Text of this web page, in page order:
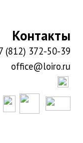
Контакты
(812) 372-50-39
office@loiro.ru